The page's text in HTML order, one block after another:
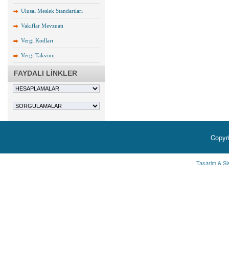
Ulusal Meslek Standartları
Vakıflar Mevzuatı
Vergi Kodları
Vergi Takvimi
FAYDALI LİNKLER
Tasarim &